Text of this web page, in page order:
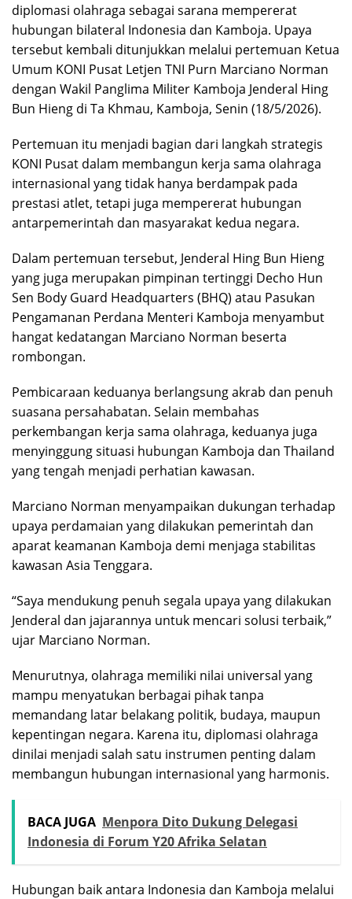
diplomasi olahraga sebagai sarana mempererat
hubungan bilateral Indonesia dan Kamboja. Upaya
tersebut kembali ditunjukkan melalui pertemuan Ketua
Umum KONI Pusat Letjen TNI Purn Marciano Norman
dengan Wakil Panglima Militer Kamboja Jenderal Hing
Bun Hieng di Ta Khmau, Kamboja, Senin (18/5/2026).
Pertemuan itu menjadi bagian dari langkah strategis
KONI Pusat dalam membangun kerja sama olahraga
internasional yang tidak hanya berdampak pada
prestasi atlet, tetapi juga mempererat hubungan
antarpemerintah dan masyarakat kedua negara.
Dalam pertemuan tersebut, Jenderal Hing Bun Hieng
yang juga merupakan pimpinan tertinggi Decho Hun
Sen Body Guard Headquarters (BHQ) atau Pasukan
Pengamanan Perdana Menteri Kamboja menyambut
hangat kedatangan Marciano Norman beserta
rombongan.
Pembicaraan keduanya berlangsung akrab dan penuh
suasana persahabatan. Selain membahas
perkembangan kerja sama olahraga, keduanya juga
menyinggung situasi hubungan Kamboja dan Thailand
yang tengah menjadi perhatian kawasan.
Marciano Norman menyampaikan dukungan terhadap
upaya perdamaian yang dilakukan pemerintah dan
aparat keamanan Kamboja demi menjaga stabilitas
kawasan Asia Tenggara.
“Saya mendukung penuh segala upaya yang dilakukan
Jenderal dan jajarannya untuk mencari solusi terbaik,”
ujar Marciano Norman.
Menurutnya, olahraga memiliki nilai universal yang
mampu menyatukan berbagai pihak tanpa
memandang latar belakang politik, budaya, maupun
kepentingan negara. Karena itu, diplomasi olahraga
dinilai menjadi salah satu instrumen penting dalam
membangun hubungan internasional yang harmonis.
BACA JUGA Menpora Dito Dukung Delegasi
Indonesia di Forum Y20 Afrika Selatan
Hubungan baik antara Indonesia dan Kamboja melalui